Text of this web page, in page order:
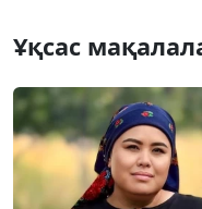
Ұқсас